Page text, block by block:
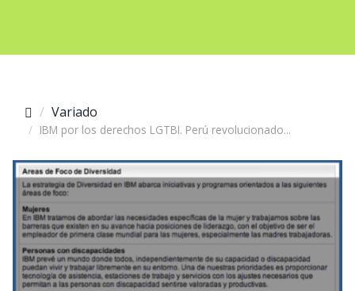
Variado
IBM por los derechos LGTBI. Perú revolucionado...